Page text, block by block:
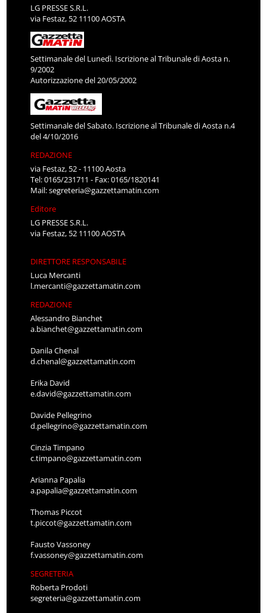
LG PRESSE S.R.L.
via Festaz, 52 11100 AOSTA
Settimanale del Lunedì. Iscrizione al Tribunale di Aosta n.
9/2002
Autorizzazione del 20/05/2002
Settimanale del Sabato. Iscrizione al Tribunale di Aosta n.4
del 4/10/2016
REDAZIONE
via Festaz, 52 - 11100 Aosta
Tel: 0165/231711 - Fax: 0165/1820141
Mail:segreteria@gazzettamatin.com
Editore
LG PRESSE S.R.L.
via Festaz, 52 11100 AOSTA
DIRETTORE RESPONSABILE
Luca Mercanti
l.mercanti@gazzettamatin.com
REDAZIONE
Alessandro Bianchet
a.bianchet@gazzettamatin.com
Danila Chenal
d.chenal@gazzettamatin.com
Erika David
e.david@gazzettamatin.com
Davide Pellegrino
d.pellegrino@gazzettamatin.com
Cinzia Timpano
c.timpano@gazzettamatin.com
Arianna Papalia
a.papalia@gazzettamatin.com
Thomas Piccot
t.piccot@gazzettamatin.com
Fausto Vassoney
f.vassoney@gazzettamatin.com
SEGRETERIA
Roberta Prodoti
segreteria@gazzettamatin.com